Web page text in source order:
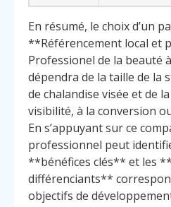
En résumé, le choix d’un
**Référencement local et
Professionel de la beauté
dépendra de la taille de la
de chalandise visée et de
visibilité, à la conversion
En s’appuyant sur ce
professionnel peut
**bénéfices clés** et les
différenciants**
objectifs de